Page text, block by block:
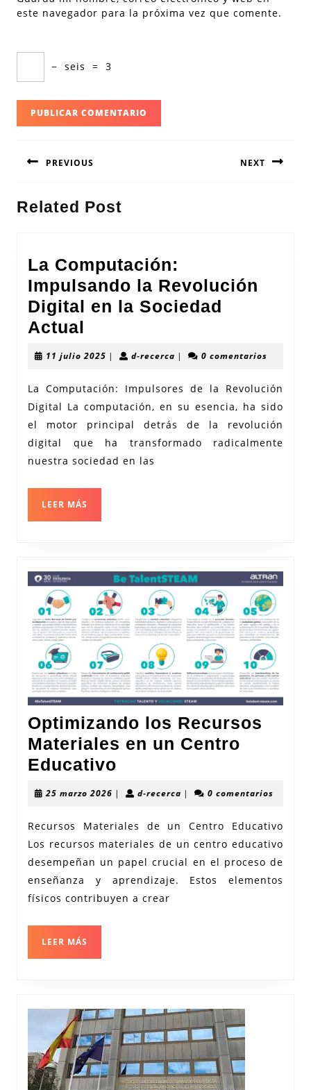
este navegador para la próxima vez que comente.
− seis = 3
de
PREVIOUS
anterior:
NEXT
Related Post
La Computación:
Impulsando la Revolución
Digital en la Sociedad
Actual
Computación:
la
Revolución
Digital
en
Sociedad
Actual
11 julio 2025 11| d-recercad-| 0 comentarios
La Computación: Impulsores de la Revolución
Digital La computación, en su esencia, ha sido
el motor principal detrás de la revolución
digital que ha transformado radicalmente
nuestra sociedad en las
LEER MÁS
Optimizando los Recursos
Materiales en un Centro
Educativo
los
Recursos
Materiales
en
un
Centro
25 marzo 2026 25| d-recercad-| 0 comentarios
Recursos Materiales de un Centro Educativo
Los recursos materiales de un centro educativo
desempeñan un papel crucial en el proceso de
enseñanza y aprendizaje. Estos elementos
físicos contribuyen a crear
LEER MÁS